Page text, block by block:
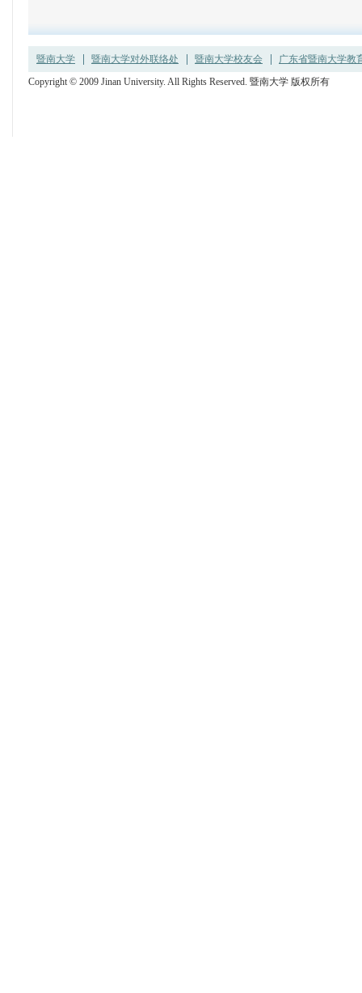
暨南大学 暨南大学对外联络处 暨南大学校友会
广东省暨南大学教
Copyright © 2009 Jinan University. All Rights Reserved. 暨南大学 版权所有